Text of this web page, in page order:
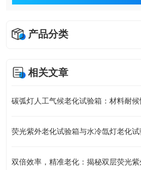
产品分类
相关文章
荧光紫外老化试验箱与水冷氙灯老化试